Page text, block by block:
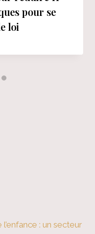
pour se
loi
: un secteur